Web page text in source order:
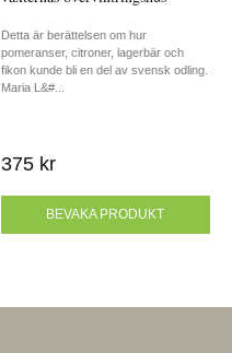
Detta är berättelsen om hur
pomeranser, citroner, lagerbär och
fikon kunde bli en del av svensk odling.
Maria L&#...
375 kr
BEVAKA PRODUKT